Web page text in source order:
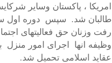
امریکا ، پاکستان وسایر
طالبان شد. سپس دوره اول
رفت وزنان حق فعالیتهای
وظیفه انها اجرای امور منزل
عقاید اسلامی تحمیل شد.